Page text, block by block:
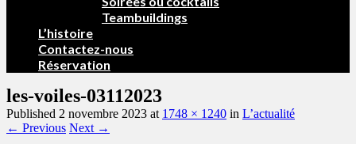
Teambuildings
L’histoire
Contactez-nous
Réservation
les-voiles-03112023
Published 2 novembre 2023 at 1748 × 1240 in L’actualité
← Previous Next →